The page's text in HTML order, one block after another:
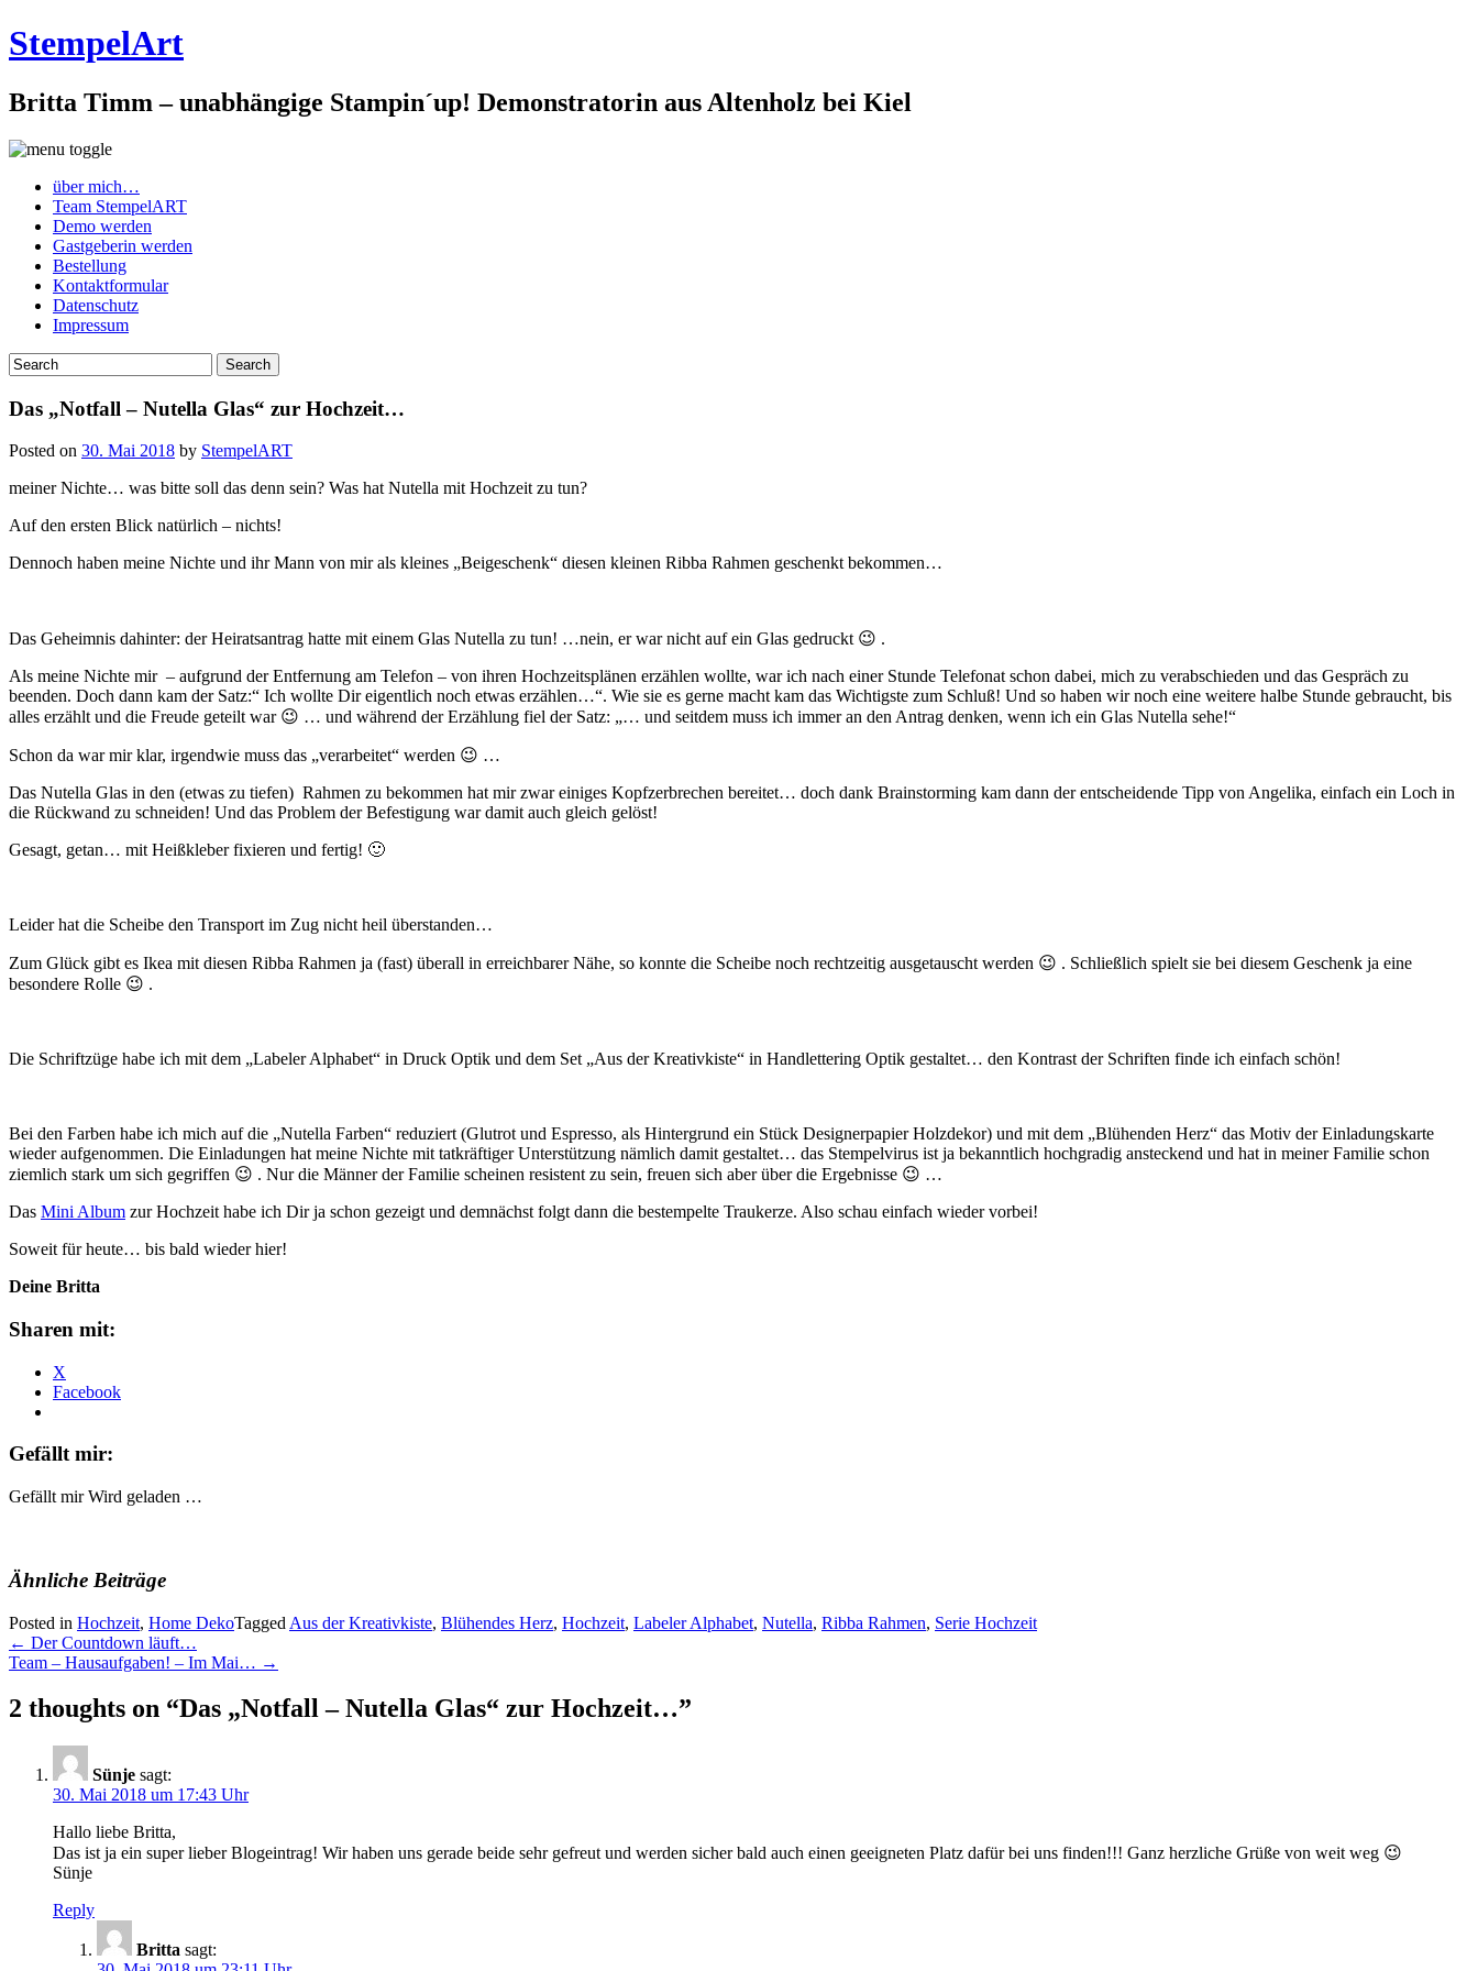
StempelArt
Britta Timm – unabhängige Stampin´up! Demonstratorin aus Altenholz bei Kiel
über mich…
Team StempelART
Demo werden
Gastgeberin werden
Bestellung
Kontaktformular
Datenschutz
Impressum
Das „Notfall – Nutella Glas“ zur Hochzeit…
Posted on 30. Mai 2018 by StempelART
meiner Nichte… was bitte soll das denn sein? Was hat Nutella mit Hochzeit zu tun?
Auf den ersten Blick natürlich – nichts!
Dennoch haben meine Nichte und ihr Mann von mir als kleines „Beigeschenk“ diesen kleinen Ribba Rahmen geschenkt bekommen…
Das Geheimnis dahinter: der Heiratsantrag hatte mit einem Glas Nutella zu tun! …nein, er war nicht auf ein Glas gedruckt 😉 .
Als meine Nichte mir – aufgrund der Entfernung am Telefon – von ihren Hochzeitsplänen erzählen wollte, war ich nach einer Stunde Telefonat schon dabei, mich zu verabschieden und das Gespräch zu
beenden. Doch dann kam der Satz:“ Ich wollte Dir eigentlich noch etwas erzählen…“. Wie sie es gerne macht kam das Wichtigste zum Schluß! Und so haben wir noch eine weitere halbe Stunde gebraucht, bis
alles erzählt und die Freude geteilt war 😉 … und während der Erzählung fiel der Satz: „… und seitdem muss ich immer an den Antrag denken, wenn ich ein Glas Nutella sehe!“
Schon da war mir klar, irgendwie muss das „verarbeitet“ werden 😉 …
Das Nutella Glas in den (etwas zu tiefen) Rahmen zu bekommen hat mir zwar einiges Kopfzerbrechen bereitet… doch dank Brainstorming kam dann der entscheidende Tipp von Angelika, einfach ein Loch in
die Rückwand zu schneiden! Und das Problem der Befestigung war damit auch gleich gelöst!
Gesagt, getan… mit Heißkleber fixieren und fertig! 🙂
Leider hat die Scheibe den Transport im Zug nicht heil überstanden…
Zum Glück gibt es Ikea mit diesen Ribba Rahmen ja (fast) überall in erreichbarer Nähe, so konnte die Scheibe noch rechtzeitig ausgetauscht werden 😉 . Schließlich spielt sie bei diesem Geschenk ja eine
besondere Rolle 😉 .
Die Schriftzüge habe ich mit dem „Labeler Alphabet“ in Druck Optik und dem Set „Aus der Kreativkiste“ in Handlettering Optik gestaltet… den Kontrast der Schriften finde ich einfach schön!
Bei den Farben habe ich mich auf die „Nutella Farben“ reduziert (Glutrot und Espresso, als Hintergrund ein Stück Designerpapier Holzdekor) und mit dem „Blühenden Herz“ das Motiv der Einladungskarte
wieder aufgenommen. Die Einladungen hat meine Nichte mit tatkräftiger Unterstützung nämlich damit gestaltet… das Stempelvirus ist ja bekanntlich hochgradig ansteckend und hat in meiner Familie schon
ziemlich stark um sich gegriffen 😉 . Nur die Männer der Familie scheinen resistent zu sein, freuen sich aber über die Ergebnisse 😉 …
Das Mini Album zur Hochzeit habe ich Dir ja schon gezeigt und demnächst folgt dann die bestempelte Traukerze. Also schau einfach wieder vorbei!
Soweit für heute… bis bald wieder hier!
Deine Britta
Sharen mit:
X
Facebook
Gefällt mir:
Gefällt mir Wird geladen …
Ähnliche Beiträge
Posted in Hochzeit, Home DekoTagged Aus der Kreativkiste, Blühendes Herz, Hochzeit, Labeler Alphabet, Nutella, Ribba Rahmen, Serie Hochzeit
Post
navigation
← Der Countdown läuft…
Team – Hausaufgaben! – Im Mai… →
2 thoughts on “Das „Notfall – Nutella Glas“ zur Hochzeit…”
Sünje sagt:
30. Mai 2018 um 17:43 Uhr
Hallo liebe Britta,
Das ist ja ein super lieber Blogeintrag! Wir haben uns gerade beide sehr gefreut und werden sicher bald auch einen geeigneten Platz dafür bei uns finden!!! Ganz herzliche Grüße von weit weg 😉
Sünje
Reply
Britta sagt: